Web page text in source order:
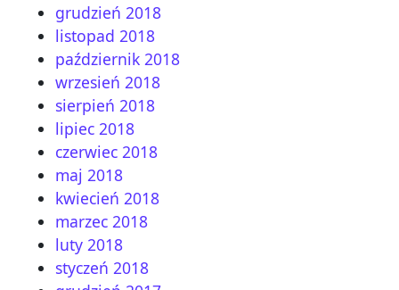
grudzień 2018
listopad 2018
październik 2018
wrzesień 2018
sierpień 2018
lipiec 2018
czerwiec 2018
maj 2018
kwiecień 2018
marzec 2018
luty 2018
styczeń 2018